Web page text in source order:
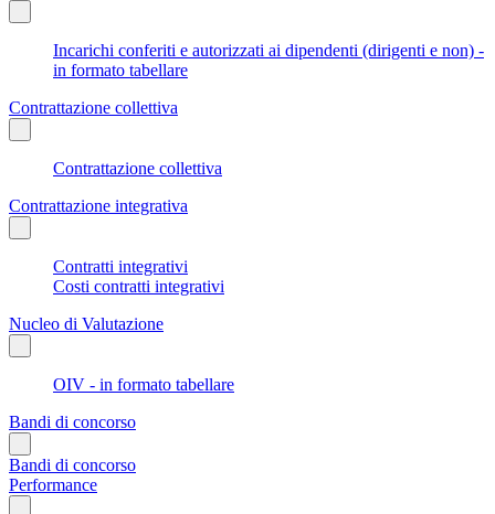
Incarichi conferiti e autorizzati ai dipendenti (dirigenti e non) -
in formato tabellare
Contrattazione collettiva
Contrattazione collettiva
Contrattazione integrativa
Contratti integrativi
Costi contratti integrativi
Nucleo di Valutazione
OIV - in formato tabellare
Bandi di concorso
Bandi di concorso
Performance